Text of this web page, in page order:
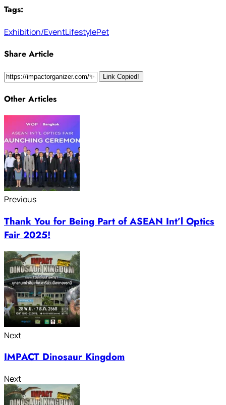
Tags:
Exhibition/EventLifestylePet
Share Article
Link Copied!
Other Articles
Previous
Thank You for Being Part of ASEAN Int’l Optics
Fair 2025!
Next
IMPACT Dinosaur Kingdom
Next